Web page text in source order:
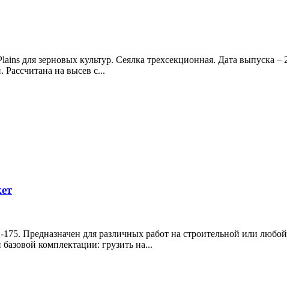
для зерновых культур. Сеялка трехсекционная. Дата выпуска
на высев с...
Предназначен для различных работ на строительной или
комплектации: грузить на...